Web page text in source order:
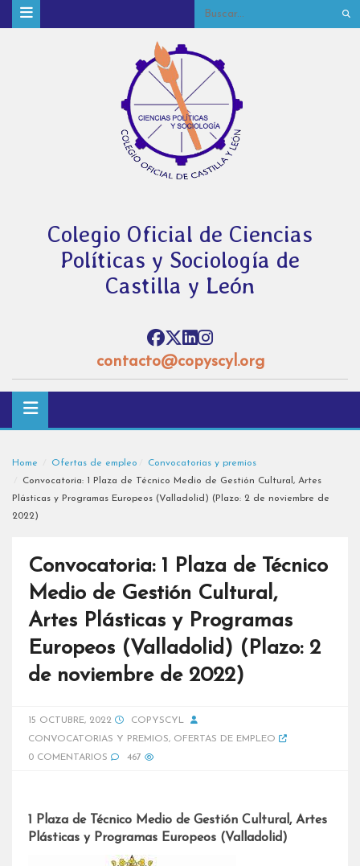
Colegio Oficial de Ciencias
Políticas y Sociología de
Castilla y León
contacto@copyscyl.org
Home Ofertas de empleo
Convocatorias y premios
Convocatoria: 1 Plaza de Técnico Medio de Gestión Cultural, Artes
Plásticas y Programas Europeos (Valladolid) (Plazo: 2 de noviembre de
2022)
Convocatoria: 1 Plaza de Técnico
Medio de Gestión Cultural,
Artes Plásticas y Programas
Europeos (Valladolid) (Plazo: 2
de noviembre de 2022)
15 OCTUBRE, 2022
COPYSCYL
CONVOCATORIAS Y PREMIOS, OFERTAS DE EMPLEO
0 COMENTARIOS
467
1 Plaza de Técnico Medio de Gestión Cultural, Artes
Plásticas y Programas Europeos (Valladolid)